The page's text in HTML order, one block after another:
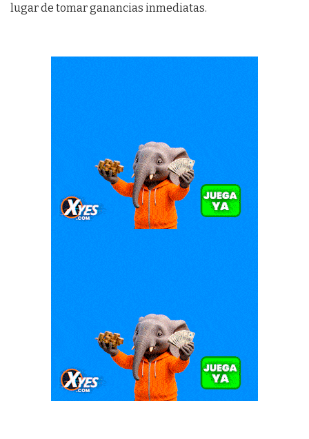
lugar de tomar ganancias inmediatas.